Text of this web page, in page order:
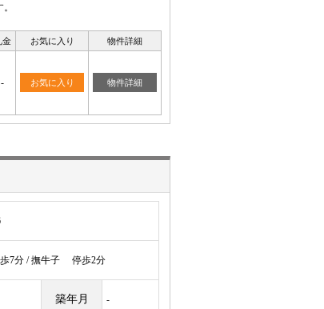
金 お気に入り 物件詳細
- お気に入り 物件詳細
7分 / 撫牛子 停歩2分
築年月 -